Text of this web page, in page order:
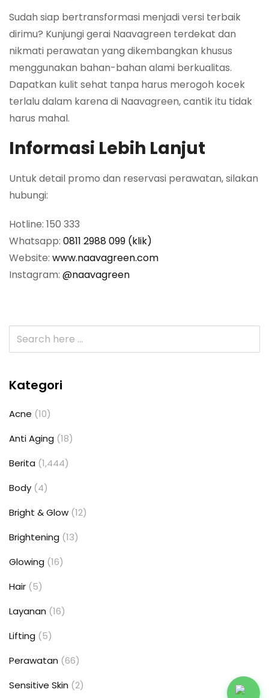
Sudah siap bertransformasi menjadi versi terbaik
dirimu? Kunjungi gerai Naavagreen terdekat dan
nikmati perawatan yang dikembangkan khusus
menggunakan bahan-bahan alami berkualitas.
Dapatkan kulit sehat tanpa harus merogoh kocek
terlalu dalam karena di Naavagreen, cantik itu tidak
harus mahal.
Informasi Lebih Lanjut
Untuk detail promo dan reservasi perawatan, silakan
hubungi:
Hotline: 150 333
Whatsapp: 0811 2988 099 (klik)
Website: www.naavagreen.com
Instagram: @naavagreen
Kategori
Acne (10)
Anti Aging (18)
Berita (1,444)
Body (4)
Bright & Glow (12)
Brightening (13)
Glowing (16)
Hair (5)
Layanan (16)
Lifting (5)
Perawatan (66)
Sensitive Skin (2)